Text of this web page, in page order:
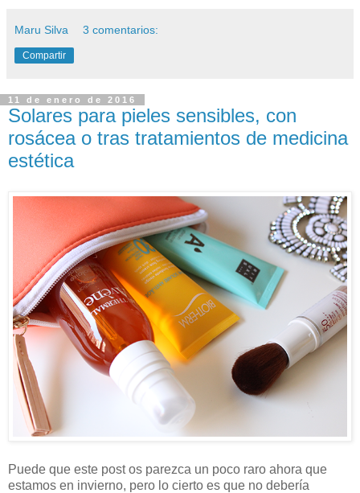
Maru Silva 3 comentarios:
Compartir
11 de enero de 2016
Solares para pieles sensibles, con
rosácea o tras tratamientos de medicina
estética
Puede que este post os parezca un poco raro ahora que
estamos en invierno, pero lo cierto es que no debería